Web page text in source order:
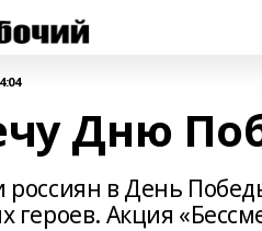
Дню
россиян в День
героев. Акция